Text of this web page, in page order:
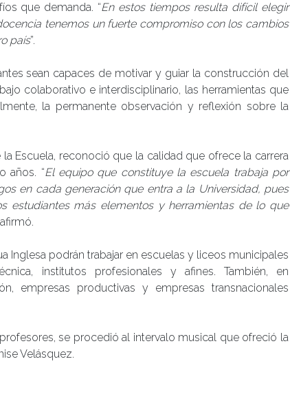
que demanda. “En estos tiempos resulta difícil elegir
tenemos un fuerte compromiso con los cambios
país”.
sean capaces de motivar y guiar la construcción del
colaborativo e interdisciplinario, las herramientas que
la permanente observación y reflexión sobre la
Escuela, reconoció que la calidad que ofrece la carrera
años. “El equipo que constituye la escuela trabaja por
en cada generación que entra a la Universidad, pues
estudiantes más elementos y herramientas de lo que
afirmó.
Inglesa podrán trabajar en escuelas y liceos municipales
institutos profesionales y afines. También, en
empresas productivas y empresas transnacionales
se procedió al intervalo musical que ofreció la
Velásquez.